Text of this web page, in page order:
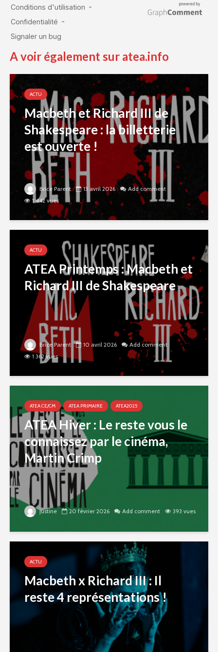
A voir également sur atea.info
ACTU
Macbeth et Richard III de
Shakespeare : la billetterie
est ouverte !
Brice Parent 13 avril 2026
Add comment
1 442 vues
ACTU
ATEA Printemps : Macbeth et
Richard III de Shakespeare
Brice Parent 10 avril 2026
Add comment
1 362 vues
ATEA CE/CM ATEA PRIMAIRE ATEA2025
ATEA Hiver : Le reste vous le
connaissez par le cinéma,
Martin Crimp
justine 20 février 2026 Add comment 393 vues
ACTU
Macbeth x Richard III : Il
reste 4 représentations !